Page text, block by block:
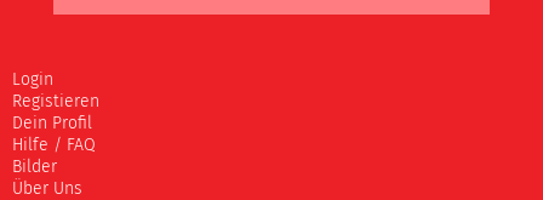
Login
Registieren
Dein Profil
Hilfe / FAQ
Bilder
Über Uns